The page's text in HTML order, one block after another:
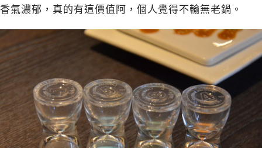
香氣濃郁，真的有這價值阿，個人覺得不輸無老鍋。